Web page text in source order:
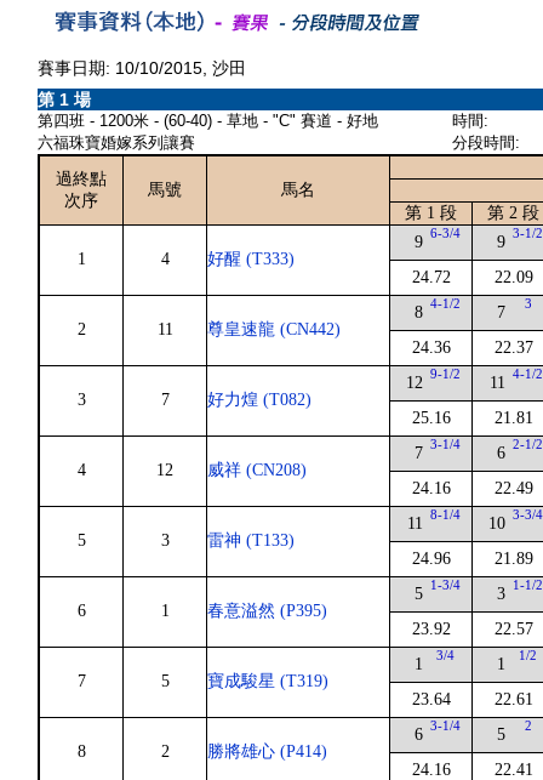
賽事日期: 10/10/2015, 沙田
第 1 場
第四班 - 1200米 - (60-40) - 草地 - "C" 賽道 - 好地
六福珠寶婚嫁系列讓賽
時間:
分段時間:
過終點
次序
馬號
馬名
第 1 段
第 2 段
1 4 好醒 (T333)
9 6-3/4
24.72
9 3-1/2
22.09
2 11 尊皇速龍 (CN442)
8 4-1/2
24.36
7 3
22.37
3 7 好力煌 (T082)
12 9-1/2
25.16
11 4-1/2
21.81
4 12 威祥 (CN208)
7 3-1/4
24.16
6 2-1/2
22.49
5 3 雷神 (T133)
11 8-1/4
24.96
10 3-3/4
21.89
6 1 春意溢然 (P395)
5 1-3/4
23.92
3 1-1/2
22.57
7 5 寶成駿星 (T319)
1 3/4
23.64
1 1/2
22.61
8 2 勝將雄心 (P414)
6 3-1/4
24.16
5 2
22.41